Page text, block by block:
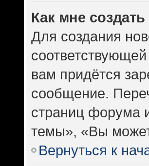
Как мне
Для создания
вам придётся
сообщение.
страниц форума
темы», «Вы
Вернуться к